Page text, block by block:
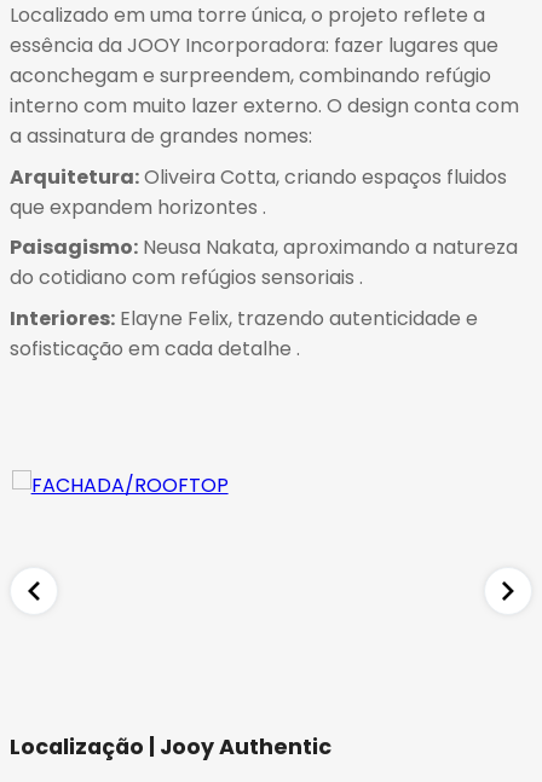
20
21
22
23
Localizado em uma torre única, o projeto reflete a
essência da JOOY Incorporadora: fazer lugares que
aconchegam e surpreendem, combinando refúgio
interno com muito lazer externo. O design conta com
a assinatura de grandes nomes:
Arquitetura:Oliveira Cotta, criando espaços fluidos
que expandem horizontes .
Paisagismo: Neusa Nakata, aproximando a natureza
do cotidiano com refúgios sensoriais .
Interiores: Elayne Felix, trazendo autenticidade e
sofisticação em cada detalhe .
Localização | Jooy Authentic